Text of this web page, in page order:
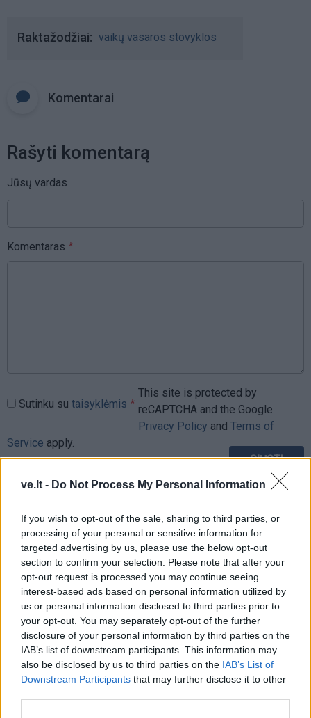
ve.lt - Do Not Process My Personal Information
If you wish to opt-out of the sale, sharing to third parties, or
processing of your personal or sensitive information for
targeted advertising by us, please use the below opt-out
section to confirm your selection. Please note that after your
opt-out request is processed you may continue seeing
interest-based ads based on personal information utilized by
us or personal information disclosed to third parties prior to
your opt-out. You may separately opt-out of the further
disclosure of your personal information by third parties on the
IAB’s list of downstream participants. This information may
also be disclosed by us to third parties on the IAB’s List of
Downstream Participants that may further disclose it to other
Raktažodžiai vaikų vasaros stovyklos
Komentarai
Rašyti komentarą
Jūsų vardas
Komentaras
Sutinku su taisyklėmis
This site is protected by
reCAPTCHA and the Google
Privacy Policy and Terms of
Service apply.
TAIP PAT SKAITYKITE